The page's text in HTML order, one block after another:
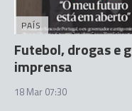
PAÍS
Futebol, drogas e
imprensa
18 Mar 07:30